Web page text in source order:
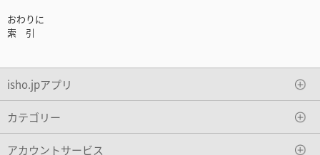
おわりに
索 引
isho.jpアプリ
カテゴリー
アカウントサービス